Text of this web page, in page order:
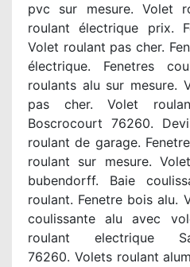
pvc sur mesure. Volet
roulant électrique prix.
Volet roulant pas cher.
électrique. Fenetres
roulants alu sur mesure.
pas cher. Volet
Boscrocourt 76260.
roulant de garage.
roulant sur mesure.
bubendorff. Baie
roulant. Fenetre bois alu.
coulissante alu avec
roulant electrique
76260. Volets roulant